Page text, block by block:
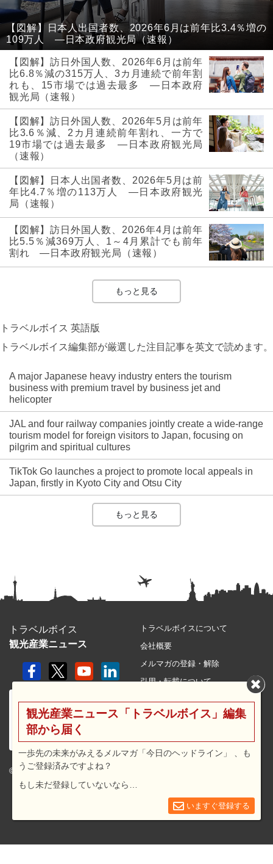
【図解】日本人出国者数、2026年6月は前年比3.4％増の
109万人 ―日本政府観光局（速報）
【図解】訪日外国人数、2026年6月は前年
比6.8％減の315万人、3カ月連続で前年割
れも、15市場では過去最多 ―日本政府
観光局（速報）
【図解】訪日外国人数、2026年5月は前年
比3.6％減、2カ月連続前年割れ、一方で
19市場では過去最多 ―日本政府観光局
（速報）
【図解】日本人出国者数、2026年5月は前
年比4.7％増の113万人 ―日本政府観光
局（速報）
【図解】訪日外国人数、2026年4月は前年
比5.5％減369万人、1～4月累計でも前年
割れ ―日本政府観光局（速報）
もっと見る
トラベルボイス 英語版
トラベルボイス編集部が厳選した注目記事を英文で読めます。
A major Japanese heavy industry enters the tourism
business with premium travel by business jet and
helicopter
JAL and four railway companies jointly create a wide-range
tourism model for foreign visitors to Japan, focusing on
pilgrim and spiritual cultures
TikTok Go launches a project to promote local appeals in
Japan, firstly in Kyoto City and Otsu City
もっと見る
トラベルボイス
観光産業ニュース
© 2026 travel voice.
トラベルボイスについて
会社概要
メルマガの登録・解除
引用・転載について
利用規約
広告メニュー・料金
観光産業ニュース「トラベルボイス」編集
部から届く
一歩先の未来がみえるメルマガ「今日のヘッドライン」 、も
うご登録済みですよね？
もし未だ登録していないなら…
いますぐ登録する